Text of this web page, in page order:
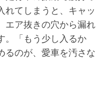
れてしまうと、キャッ
エア抜きの穴から漏れ
。「もう少し入るか
るのが、愛車を汚さな